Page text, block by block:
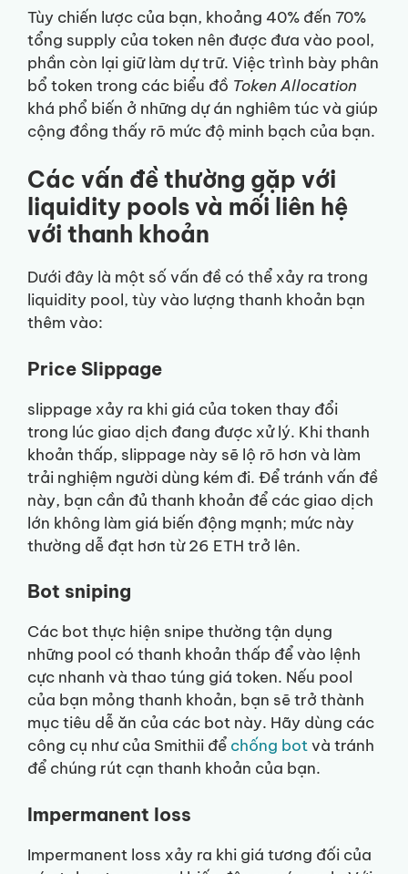
Tùy chiến lược của bạn, khoảng 40% đến 70%
tổng supply của token nên được đưa vào pool,
phần còn lại giữ làm dự trữ. Việc trình bày phân
bổ token trong các biểu đồ Token Allocation
khá phổ biến ở những dự án nghiêm túc và giúp
cộng đồng thấy rõ mức độ minh bạch của bạn.
Các vấn đề thường gặp với
liquidity pools và mối liên hệ
với thanh khoản
Dưới đây là một số vấn đề có thể xảy ra trong
liquidity pool, tùy vào lượng thanh khoản bạn
thêm vào:
Price Slippage
slippage xảy ra khi giá của token thay đổi
trong lúc giao dịch đang được xử lý. Khi thanh
khoản thấp, slippage này sẽ lộ rõ hơn và làm
trải nghiệm người dùng kém đi. Để tránh vấn đề
này, bạn cần đủ thanh khoản để các giao dịch
lớn không làm giá biến động mạnh; mức này
thường dễ đạt hơn từ 26 ETH trở lên.
Bot sniping
Các bot thực hiện snipe thường tận dụng
những pool có thanh khoản thấp để vào lệnh
cực nhanh và thao túng giá token. Nếu pool
của bạn mỏng thanh khoản, bạn sẽ trở thành
mục tiêu dễ ăn của các bot này. Hãy dùng các
công cụ như của Smithii để chống botvà tránh
để chúng rút cạn thanh khoản của bạn.
Impermanent loss
Impermanent loss xảy ra khi giá tương đối của